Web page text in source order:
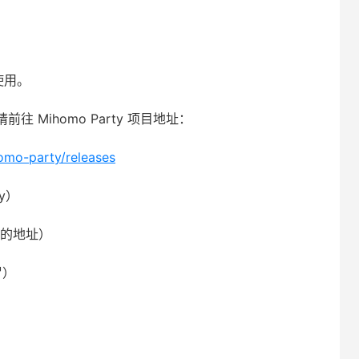
。
前往 Mihomo Party 项目地址：
party/releases
地址）